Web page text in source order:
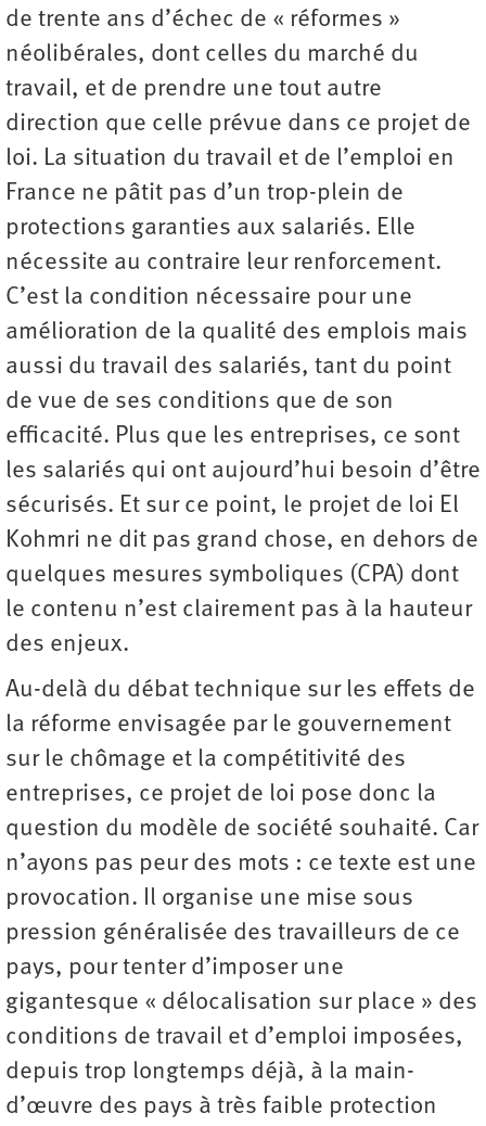
de trente ans d’échec de « réformes »
néolibérales, dont celles du marché du
travail, et de prendre une tout autre
direction que celle prévue dans ce projet de
loi. La situation du travail et de l’emploi en
France ne pâtit pas d’un trop-plein de
protections garanties aux salariés. Elle
nécessite au contraire leur renforcement.
C’est la condition nécessaire pour une
amélioration de la qualité des emplois mais
aussi du travail des salariés, tant du point
de vue de ses conditions que de son
efficacité. Plus que les entreprises, ce sont
les salariés qui ont aujourd’hui besoin d’être
sécurisés. Et sur ce point, le projet de loi El
Kohmri ne dit pas grand chose, en dehors de
quelques mesures symboliques (CPA) dont
le contenu n’est clairement pas à la hauteur
des enjeux.
Au-delà du débat technique sur les effets de
la réforme envisagée par le gouvernement
sur le chômage et la compétitivité des
entreprises, ce projet de loi pose donc la
question du modèle de société souhaité. Car
n’ayons pas peur des mots : ce texte est une
provocation. Il organise une mise sous
pression généralisée des travailleurs de ce
pays, pour tenter d’imposer une
gigantesque « délocalisation sur place » des
conditions de travail et d’emploi imposées,
depuis trop longtemps déjà, à la main-
d’œuvre des pays à très faible protection